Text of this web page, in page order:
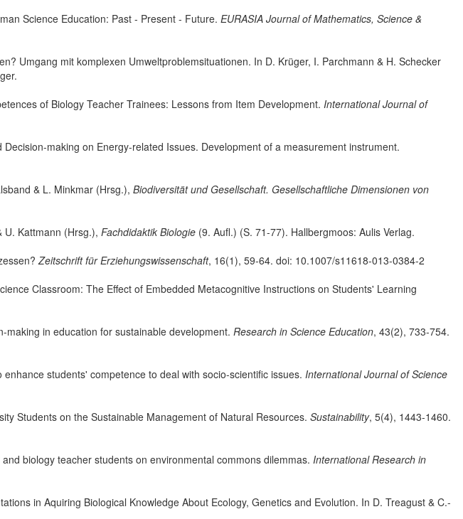
Science Education: Past - Present - Future. EURASIA Journal of Mathematics, Science &
Umgang mit komplexen Umweltproblemsituationen. In D. Krüger, I. Parchmann & H. Schecker
of Biology Teacher Trainees: Lessons from Item Development. International Journal of
making on Energy-related Issues. Development of a measurement instrument.
& L. Minkmar (Hrsg.), Biodiversität und Gesellschaft. Gesellschaftliche Dimensionen von
U. Kattmann (Hrsg.), Fachdidaktik Biologie (9. Aufl.) (S. 71-77). Hallbergmoos: Aulis Verlag.
Zeitschrift für Erziehungswissenschaft, 16(1), 59-64. doi: 10.1007/s11618-013-0384-2
Classroom: The Effect of Embedded Metacognitive Instructions on Students' Learning
in education for sustainable development. Research in Science Education, 43(2), 733-754.
students' competence to deal with socio-scientific issues. International Journal of Science
Students on the Sustainable Management of Natural Resources. Sustainability, 5(4), 1443-1460.
biology teacher students on environmental commons dilemmas. International Research in
in Aquiring Biological Knowledge About Ecology, Genetics and Evolution. In D. Treagust & C.-